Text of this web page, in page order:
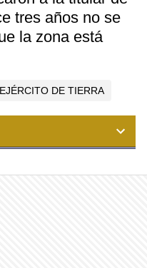
tres años no se
la zona está
EJÉRCITO DE TIERRA